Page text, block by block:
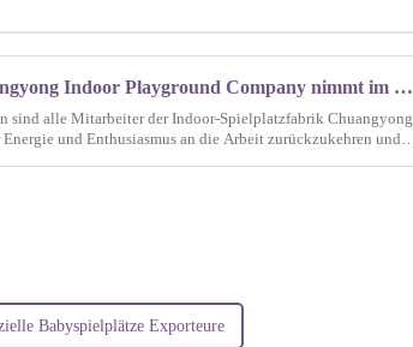
Die Guangzhou Chuangyong Indoor Playground Company nimmt im Jahr 2025 offiziell ihre Arbeit auf und läutet damit ein neues Jahr voller Glanz ein!
sind alle Mitarbeiter der Indoor-Spielplatzfabrik Chuangyong
und Enthusiasmus an die Arbeit zurückzukehren und
Babyspielplätze Exporteure